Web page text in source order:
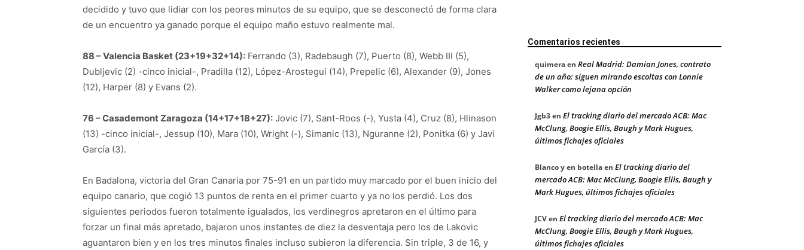
decidido y tuvo que lidiar con los peores minutos de su equipo, que se desconectó de forma clara
de un encuentro ya ganado porque el equipo maño estuvo realmente mal.
88 – Valencia Basket (23+19+32+14): Ferrando (3), Radebaugh (7), Puerto (8), Webb III (5),
Dubljevic (2) -cinco inicial-, Pradilla (12), López-Arostegui (14), Prepelic (6), Alexander (9), Jones
(12), Harper (8) y Evans (2).
76 – Casademont Zaragoza (14+17+18+27): Jovic (7), Sant-Roos (-), Yusta (4), Cruz (8), Hlinason
(13) -cinco inicial-, Jessup (10), Mara (10), Wright (-), Simanic (13), Nguranne (2), Ponitka (6) y Javi
García (3).
En Badalona, victoria del Gran Canaria por 75-91 en un partido muy marcado por el buen inicio del
equipo canario, que cogió 13 puntos de renta en el primer cuarto y ya no los perdió. Los dos
siguientes periodos fueron totalmente igualados, los verdinegros apretaron en el último para
forzar un final más apretado, bajaron unos instantes de diez la desventaja pero los de Lakovic
aguantaron bien y en los tres minutos finales incluso subieron la diferencia. Sin triple, 3 de 16, y
Comentarios recientes
quimeraen Real Madrid: Damian Jones, contrato
de un año; siguen mirando escoltas con Lonnie
Walker como lejana opción
Jgb3en El tracking diario del mercado ACB: Mac
McClung, Boogie Ellis, Baugh y Mark Hugues,
últimos fichajes oficiales
Blanco y en botellaen El tracking diario del
mercado ACB: Mac McClung, Boogie Ellis, Baugh y
Mark Hugues, últimos fichajes oficiales
JCVen El tracking diario del mercado ACB: Mac
McClung, Boogie Ellis, Baugh y Mark Hugues,
últimos fichajes oficiales